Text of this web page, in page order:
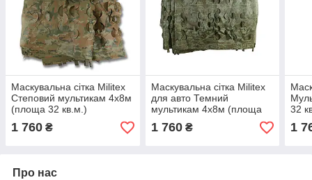
Маскувальна сітка Militex
Степовий мультикам 4х8м
(площа 32 кв.м.)
1 760 ₴
Маскувальна сітка Militex
для авто Темний
мультикам 4х8м (площа
32 кв.м.)
1 760₴
32
1
Про нас